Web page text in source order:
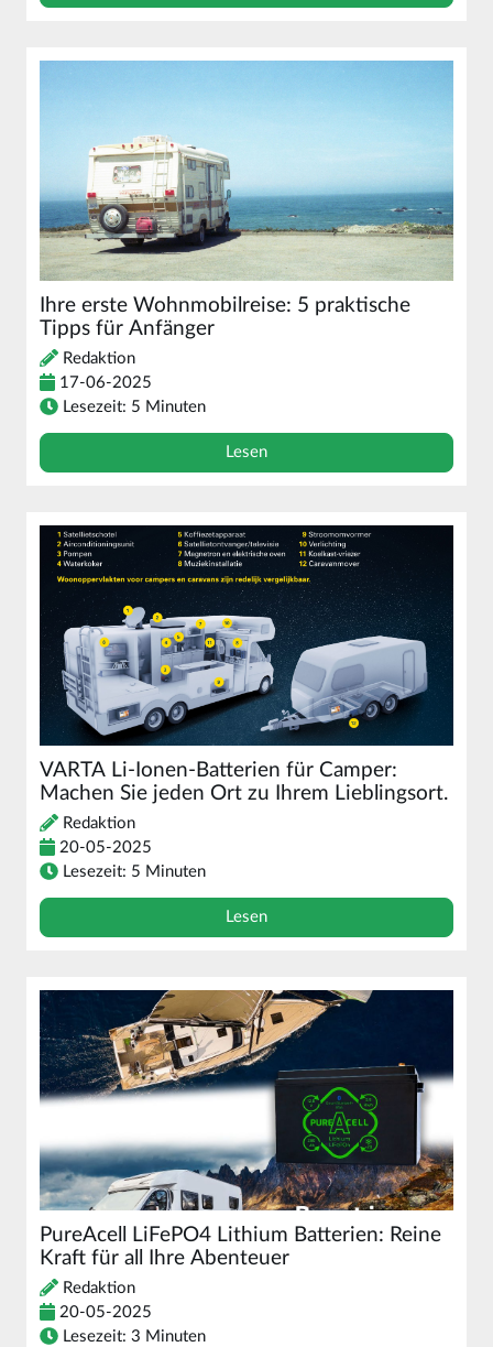
Ihre erste Wohnmobilreise: 5 praktische
Tipps für Anfänger
Redaktion
17-06-2025
Lesezeit: 5 Minuten
Lesen
VARTA Li-Ionen-Batterien für Camper:
Machen Sie jeden Ort zu Ihrem Lieblingsort.
Redaktion
20-05-2025
Lesezeit: 5 Minuten
Lesen
PureAcell LiFePO4 Lithium Batterien: Reine
Kraft für all Ihre Abenteuer
Redaktion
20-05-2025
Lesezeit: 3 Minuten